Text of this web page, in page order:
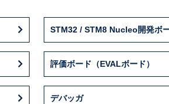
STM32 / STM8 Nucleo開発ボ
評価ボード（EVALボード）
デバッガ